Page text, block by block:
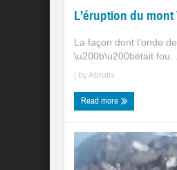
L’éruption du
La façon dont l’onde
\u200b\u200bétait fou.
| byAbrutis
Read more